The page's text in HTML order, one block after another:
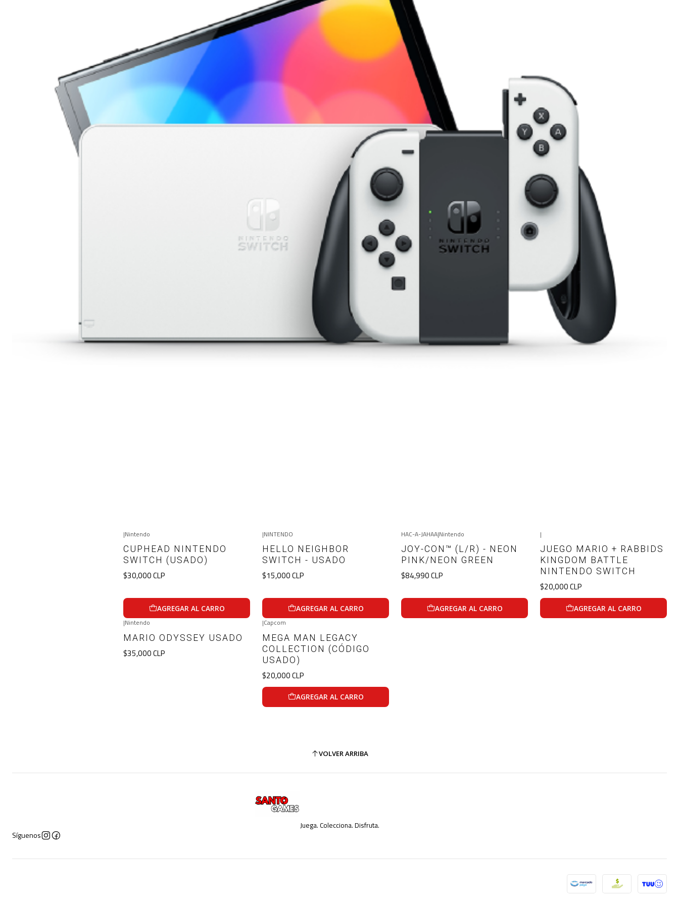
|Nintendo
CUPHEAD NINTENDO
SWITCH (USADO)
$30,000 CLP
AGREGAR AL CARRO
|NINTENDO
HELLO NEIGHBOR
SWITCH - USADO
$15,000 CLP
AGREGAR AL CARRO
HAC-A-JAHAA|Nintendo
JOY-CON™ (L/R) - NEON
PINK/NEON GREEN
$84,990 CLP
AGREGAR AL CARRO
|
JUEGO MARIO + RABBIDS
KINGDOM BATTLE
NINTENDO SWITCH
$20,000 CLP
AGREGAR AL CARRO
|Nintendo
MARIO ODYSSEY USADO
$35,000 CLP
|Capcom
MEGA MAN LEGACY
COLLECTION (CÓDIGO
USADO)
$20,000 CLP
AGREGAR AL CARRO
VOLVER ARRIBA
Juega. Colecciona. Disfruta.
Síguenos